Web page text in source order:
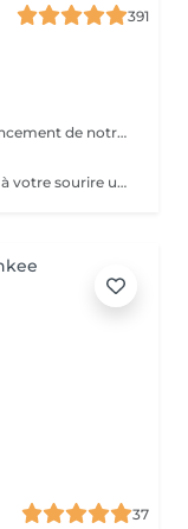
391
OFFRE DE LANCEMENT À l'occasion du lancement de notre nouveau blanchiment dentaire professionnel, profitez d'un tarif préférentiel à 120 € au lieu de 149 €. Offre valable pour une durée limitée. Résultat visible dès la première séance Soin indolore et respectueux de l'émail Offre non cumulable valable pendant la période de lancement.
Blanchiment dentaire professionnel Offrez à votre sourire un véritable coup d'éclat grâce à notre blanchiment dentaire professionnel, réalisé avec des produits de qualité et dans le respect total de l'émail. Ce soin permet d'éclaircir la teinte des dents en douceur, d'atténuer les taches liées au café, thé, tabac ou au temps, et de retrouver un sourire plus lumineux dès la première séance. - Résultats visibles rapidement - Soin indolore et non invasif - Respect de l'émail et des gencives - Convient aux femmes et aux hommes La séance se déroule dans un cadre calme et relaxant, sous la supervision d'une professionnelle formée, avec l'application d'un gel protecteur pour assurer confort et sécurité tout au long du soin. Pour un résultat optimal, plusieurs séances peuvent être recommandées selon la teinte initiale des dents.
37